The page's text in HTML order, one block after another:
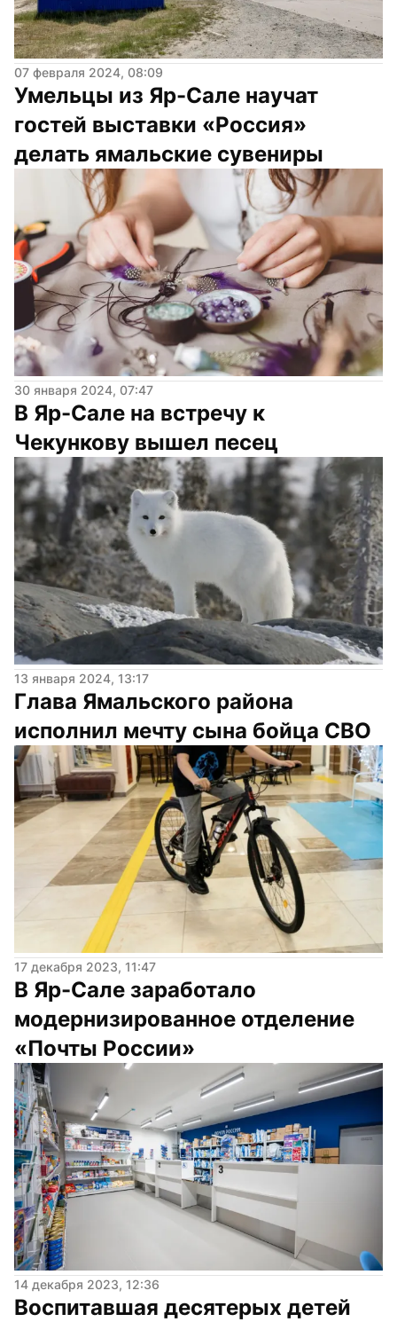
07 февраля 2024, 08:09
Умельцы из Яр-Сале научат
гостей выставки «Россия»
делать ямальские сувениры
30 января 2024, 07:47
В Яр-Сале на встречу к
Чекункову вышел песец
13 января 2024, 13:17
Глава Ямальского района
исполнил мечту сына бойца СВО
17 декабря 2023, 11:47
В Яр-Сале заработало
модернизированное отделение
«Почты России»
14 декабря 2023, 12:36
Воспитавшая десятерых детей